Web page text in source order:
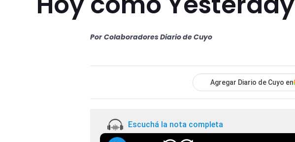
Por Colaboradores Diario de Cuyo
Agregar Diario de Cuyo en
Escuchá la nota completa